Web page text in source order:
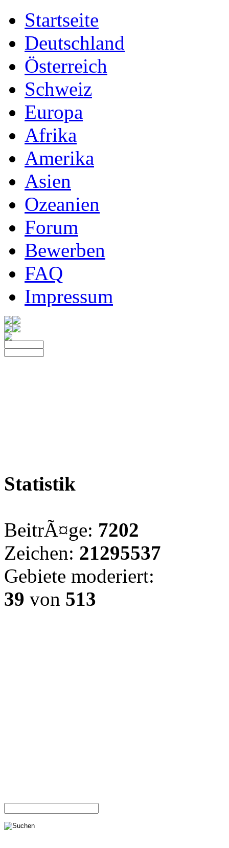
Startseite
Deutschland
Österreich
Schweiz
Europa
Afrika
Amerika
Asien
Ozeanien
Forum
Bewerben
FAQ
Impressum
Statistik
BeitrÃ¤ge: 7202
Zeichen: 21295537
Gebiete moderiert:
39 von 513